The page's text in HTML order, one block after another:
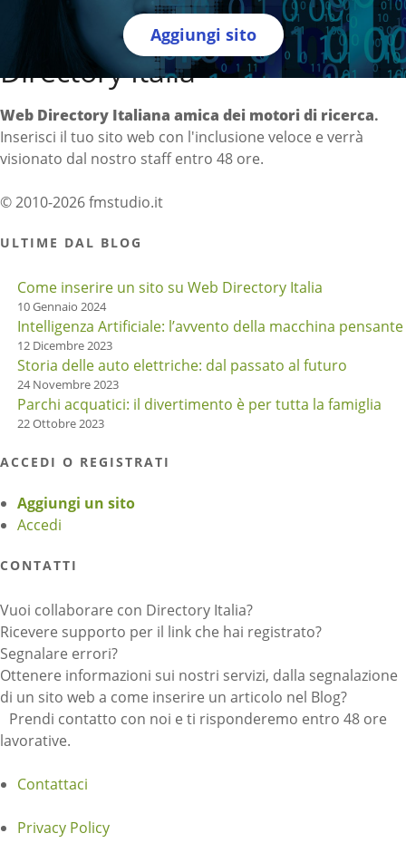
Aggiungi sito
Directory Italia
Web Directory Italiana amica dei motori di ricerca.
Inserisci il tuo sito web con l'inclusione veloce e verrà
visionato dal nostro staff entro 48 ore.
© 2010-2026 fmstudio.it
ULTIME DAL BLOG
Come inserire un sito su Web Directory Italia
10 Gennaio 2024
Intelligenza Artificiale: l’avvento della macchina pensante
12 Dicembre 2023
Storia delle auto elettriche: dal passato al futuro
24 Novembre 2023
Parchi acquatici: il divertimento è per tutta la famiglia
22 Ottobre 2023
ACCEDI O REGISTRATI
Aggiungi un sito
Accedi
CONTATTI
Vuoi collaborare con Directory Italia?
Ricevere supporto per il link che hai registrato?
Segnalare errori?
Ottenere informazioni sui nostri servizi, dalla segnalazione
di un sito web a come inserire un articolo nel Blog?
Prendi contatto con noi e ti risponderemo entro 48 ore
lavorative.
Contattaci
Privacy Policy